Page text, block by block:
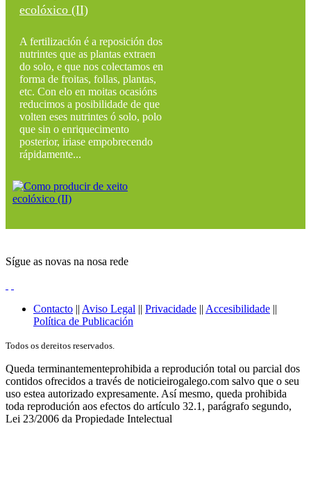
ecolóxico (II)
A fertilización é a reposición dos
nutrintes que as plantas extraen
do solo, e que nos colectamos en
forma de froitas, follas, plantas,
etc. Con elo en moitas ocasións
reducimos a posibilidade de que
volten eses nutrintes ó solo, polo
que sin o enriquecimento
posterior, iriase empobrecendo
rápidamente...
Sígue as novas na nosa rede
Contacto || Aviso Legal || Privacidade || Accesibilidade ||
Política de Publicación
Todos os dereitos reservados.
Queda terminantementeprohibida a reprodución total ou parcial dos
contidos ofrecidos a través de noticieirogalego.com salvo que o seu
uso estea autorizado expresamente. Así mesmo, queda prohibida
toda reprodución aos efectos do artículo 32.1, parágrafo segundo,
Lei 23/2006 da Propiedade Intelectual